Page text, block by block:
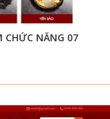
CHỨC NĂNG 07